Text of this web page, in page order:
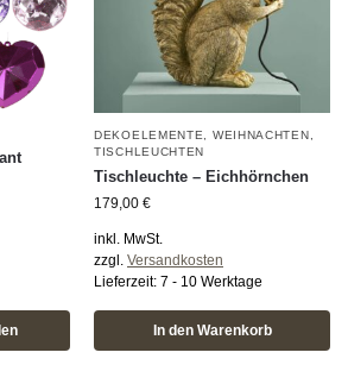
DEKOELEMENTE WEIHNACHTEN
TISCHLEUCHTEN
Tischleuchte – Eichhörnchen
179,00 €
inkl. MwSt.
zzgl. Versandkosten
Lieferzeit: 7 - 10 Werktage
In den Warenkorb